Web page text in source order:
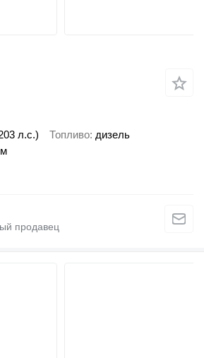
л.с.) Топливо дизель